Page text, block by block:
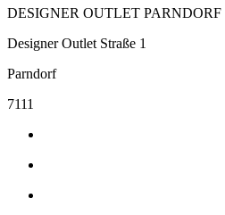
DESIGNER OUTLET PARNDORF
Designer Outlet Straße 1
Parndorf
7111